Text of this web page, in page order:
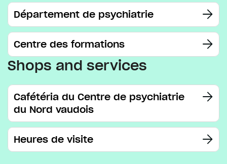
Département de psychiatrie
Centre des formations
Shops and services
Cafétéria du Centre de psychiatrie
du Nord vaudois
Heures de visite